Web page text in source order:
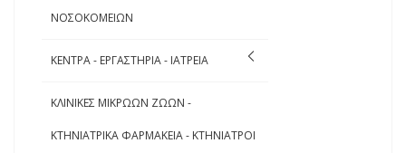
ΝΟΣΟΚΟΜΕΙΩΝ
ΚΕΝΤΡΑ - ΕΡΓΑΣΤΗΡΙΑ - ΙΑΤΡΕΙΑ
ΚΛΙΝΙΚΕΣ ΜΙΚΡΩΩΝ ΖΩΩΝ -
ΚΤΗΝΙΑΤΡΙΚΑ ΦΑΡΜΑΚΕΙΑ - ΚΤΗΝΙΑΤΡΟΙ